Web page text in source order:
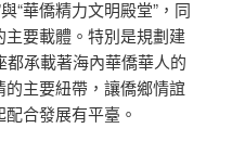
“華僑精力文明殿堂”，同
主要載體。特別是規劃建
承載著海內華僑華人的
的主要紐帶，讓僑鄉情誼
合發展有平臺。